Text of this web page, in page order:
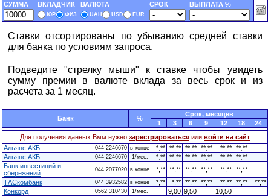
СУММА ВКЛАДЧИК ВАЛЮТА СРОК ВЫПЛАТА %
ЮР ФИЗ UAH USD EUR
Ставки отсортированы по убыванию средней ставки
для банка по условиям запроса.
Подведите "стрелку мыши" к ставке чтобы увидеть
сумму премии в валюте вклада за весь срок и из
расчета за 1 месяц.
Банк %
Cрок, месяцев
1
3 6 9 12 18
24
Для получения данных Вмм нужно зарестрироваться или войти на сайт
Альянс АКБ
044 2246670 в конце *,** **,** **,** **,** **,** **,**
Альянс АКБ
044 2246670 1/мес. *,** **,** **,** **,** **,** **,**
Банк инвестиций и
сбережений
044 2077020 в конце *,** **,** **,** **,** **,** **,**
ТАСкомбанк
044 3932582 в конце *,** *,** **,** **,** **,** **,**
**,**
Конкорд
0562 310430 1/мес. 9,00 9,50
10,50